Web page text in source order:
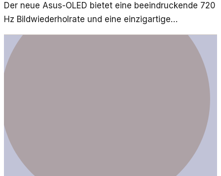
Der neue Asus-OLED bietet eine beeindruckende 720
Hz Bildwiederholrate und eine einzigartige
transparente Rückseite, die das Design revolutioniert.
Entdecken Sie, wie diese Innovationen den
Nutzeralltag verändern.